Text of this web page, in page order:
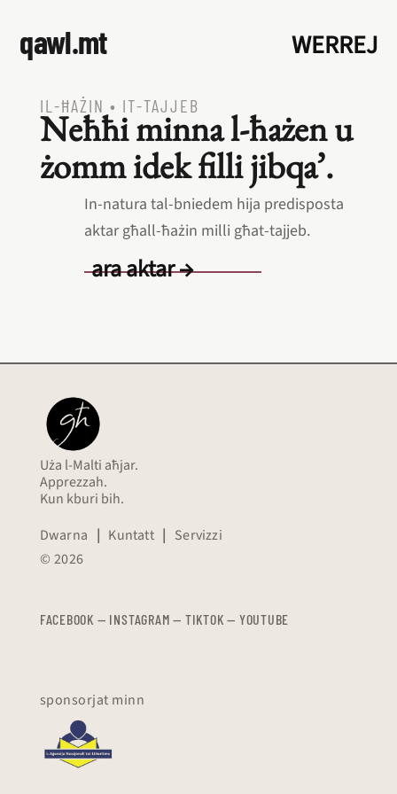
qawl.mt WERREJ
IL‑ĦAŻIN • IT‑TAJJEB
Neħħi minna l‑ħażen u
żomm idek filli jibqa’.
In‑natura tal‑bniedem hija predisposta
aktar għall‑ħażin milli għat‑tajjeb.
ara aktar →
Uża l-Malti aħjar.
Apprezzah.
Kun kburi bih.
Dwarna | Kuntatt | Servizzi
© 2026
FACEBOOK — INSTAGRAM — TIKTOK — YOUTUBE
sponsorjat minn